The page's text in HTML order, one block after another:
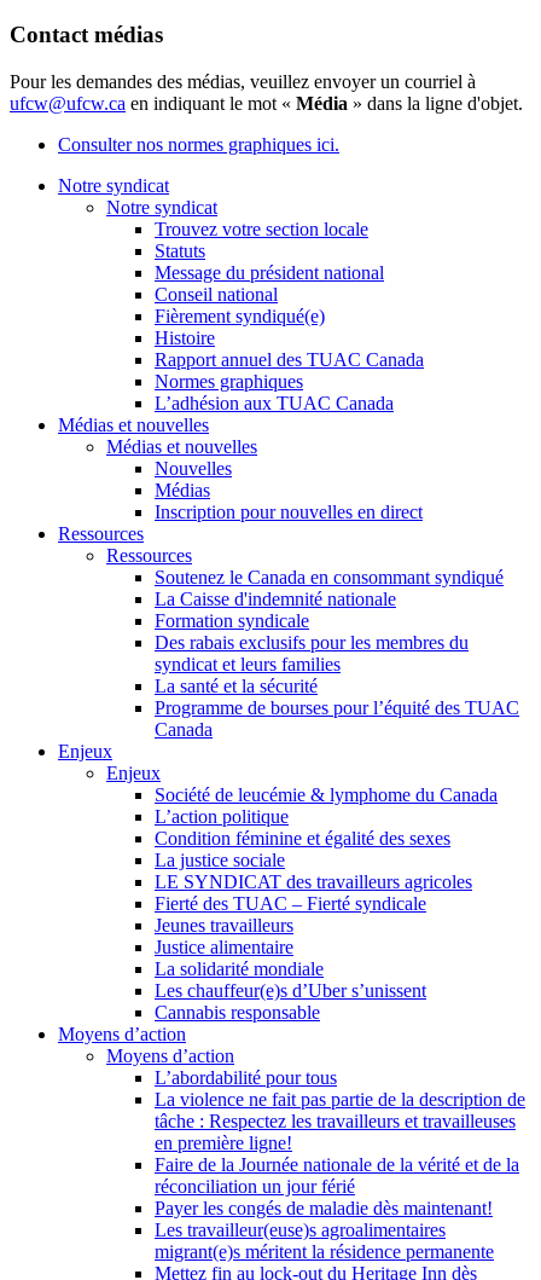
Contact médias
Pour les demandes des médias, veuillez envoyer un courriel à
ufcw@ufcw.ca en indiquant le mot « Média » dans la ligne d'objet.
Consulter nos normes graphiques ici.
Notre syndicat
Notre syndicat
Trouvez votre section locale
Statuts
Message du président national
Conseil national
Fièrement syndiqué(e)
Histoire
Rapport annuel des TUAC Canada
Normes graphiques
L’adhésion aux TUAC Canada
Médias et nouvelles
Médias et nouvelles
Nouvelles
Médias
Inscription pour nouvelles en direct
Ressources
Ressources
Soutenez le Canada en consommant syndiqué
La Caisse d'indemnité nationale
Formation syndicale
Des rabais exclusifs pour les membres du
syndicat et leurs families
La santé et la sécurité
Programme de bourses pour l’équité des TUAC
Canada
Enjeux
Enjeux
Société de leucémie & lymphome du Canada
L’action politique
Condition féminine et égalité des sexes
La justice sociale
LE SYNDICAT des travailleurs agricoles
Fierté des TUAC – Fierté syndicale
Jeunes travailleurs
Justice alimentaire
La solidarité mondiale
Les chauffeur(e)s d’Uber s’unissent
Cannabis responsable
Moyens d’action
Moyens d’action
L’abordabilité pour tous
La violence ne fait pas partie de la description de
tâche : Respectez les travailleurs et travailleuses
en première ligne!
Faire de la Journée nationale de la vérité et de la
réconciliation un jour férié
Payer les congés de maladie dès maintenant!
Les travailleur(euse)s agroalimentaires
migrant(e)s méritent la résidence permanente
Mettez fin au lock-out du Heritage Inn dès